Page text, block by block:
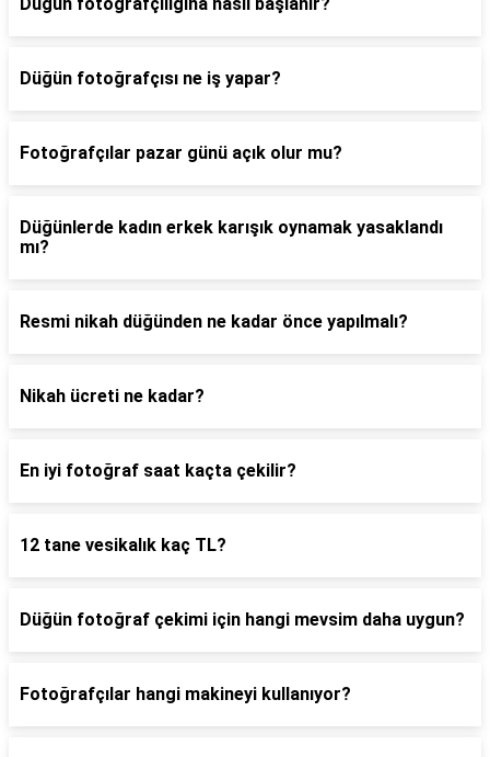
Düğün fotoğrafçısı ne iş yapar?
Fotoğrafçılar pazar günü açık olur mu?
Düğünlerde kadın erkek karışık oynamak yasaklandı
mı?
Resmi nikah düğünden ne kadar önce yapılmalı?
Nikah ücreti ne kadar?
En iyi fotoğraf saat kaçta çekilir?
12 tane vesikalık kaç TL?
Düğün fotoğraf çekimi için hangi mevsim daha uygun?
Fotoğrafçılar hangi makineyi kullanıyor?